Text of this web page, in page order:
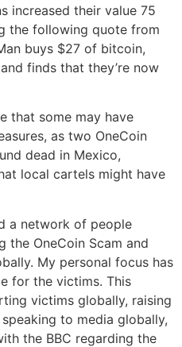
increased their value 75
the following quote from
buys $27 of bitcoin,
finds that they’re now
that some may have
as two OneCoin
dead in Mexico,
local cartels might have
a network of people
the OneCoin Scam and
My personal focus has
for the victims. This
victims globally, raising
to media globally,
the BBC regarding the